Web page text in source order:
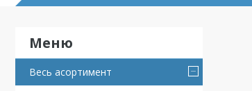
Весь асортимент